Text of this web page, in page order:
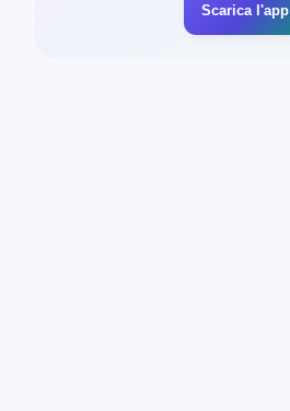
Scarica l'app